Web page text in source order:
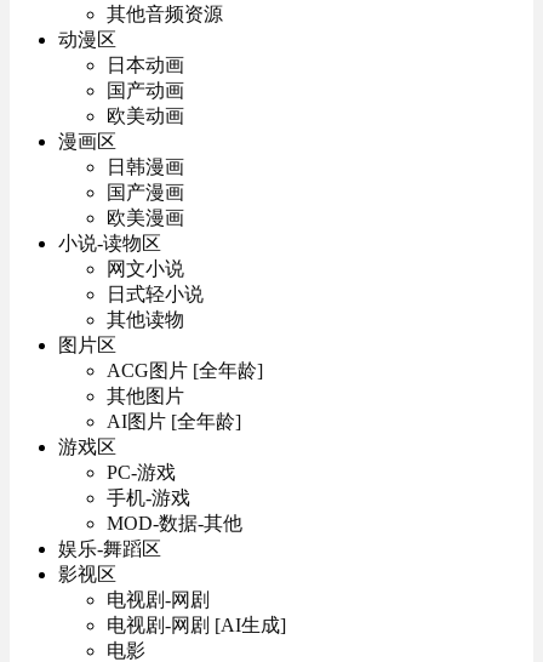
其他音频资源
动漫区
日本动画
国产动画
欧美动画
漫画区
日韩漫画
国产漫画
欧美漫画
小说-读物区
网文小说
日式轻小说
其他读物
图片区
ACG图片 [全年龄]
其他图片
AI图片 [全年龄]
游戏区
PC-游戏
手机-游戏
MOD-数据-其他
娱乐-舞蹈区
影视区
电视剧-网剧
电视剧-网剧 [AI生成]
电影